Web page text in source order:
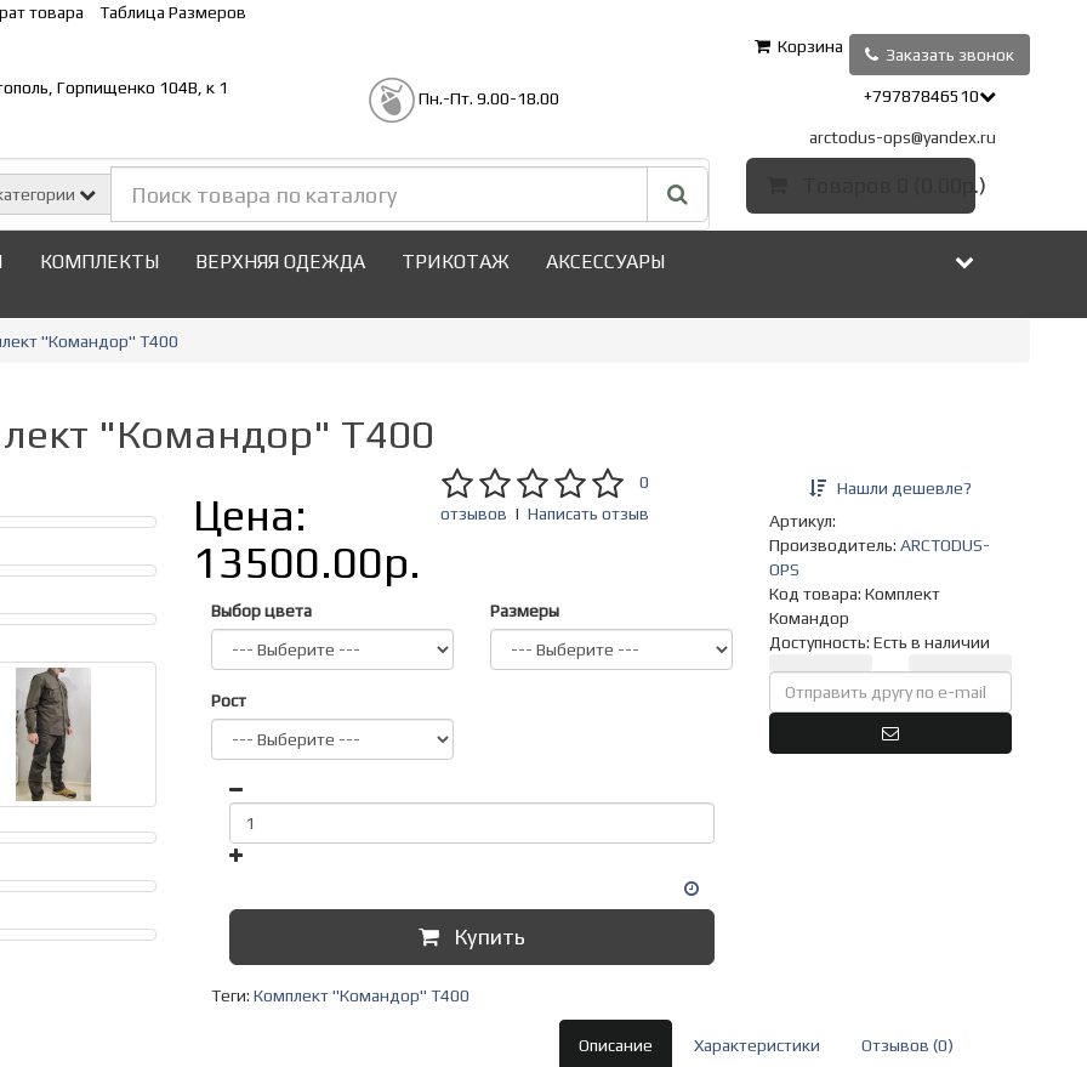
товара Таблица Размеров
Заказать звонок
Корзина
Горпищенко 104В, к 1
Пн.-Пт. 9.00-18.00 +79787846510
arctodus-ops@yandex.ru
Товаров 0 (0.00р.)
КОМПЛЕКТЫ ВЕРХНЯЯ ОДЕЖДА ТРИКОТАЖ АКСЕССУАРЫ
"Командор" Т400
"Командор" Т400
Цена:
13500.00р.
0
отзывов |Написать отзыв
Выбор цвета Размеры
Рост
Купить
Теги: Комплект "Командор" Т400
Нашли дешевле?
Артикул:
Производитель: ARCTODUS-
OPS
Код товара: Комплект
Командор
Доступность: Есть в наличии
Описание Характеристики Отзывов (0)